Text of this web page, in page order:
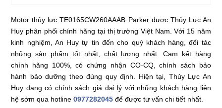
Motor thủy lực TE0165CW260AAAB Parker được Thủy Lực An
Huy phân phối chính hãng tại thị trường Việt Nam. Với 15 năm
kinh nghiệm, An Huy tự tin đến cho quý khách hàng, đối tác
những sản phẩm tốt nhất, chất lượng nhất. Cam kết hàng
chính hãng 100%, có chứng nhận CO-CQ, chính sách bảo
hành bảo dưỡng theo đúng quy định. Hiện tại, Thủy Lực An
Huy đang có chính sách giá đại lý với những khách hàng liên
hệ sớm qua hotline0977282045 để được tư vấn chi tiết nhất.